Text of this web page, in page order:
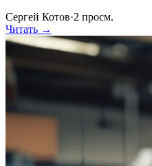
Сергей Котов·2 просм.
Читать →